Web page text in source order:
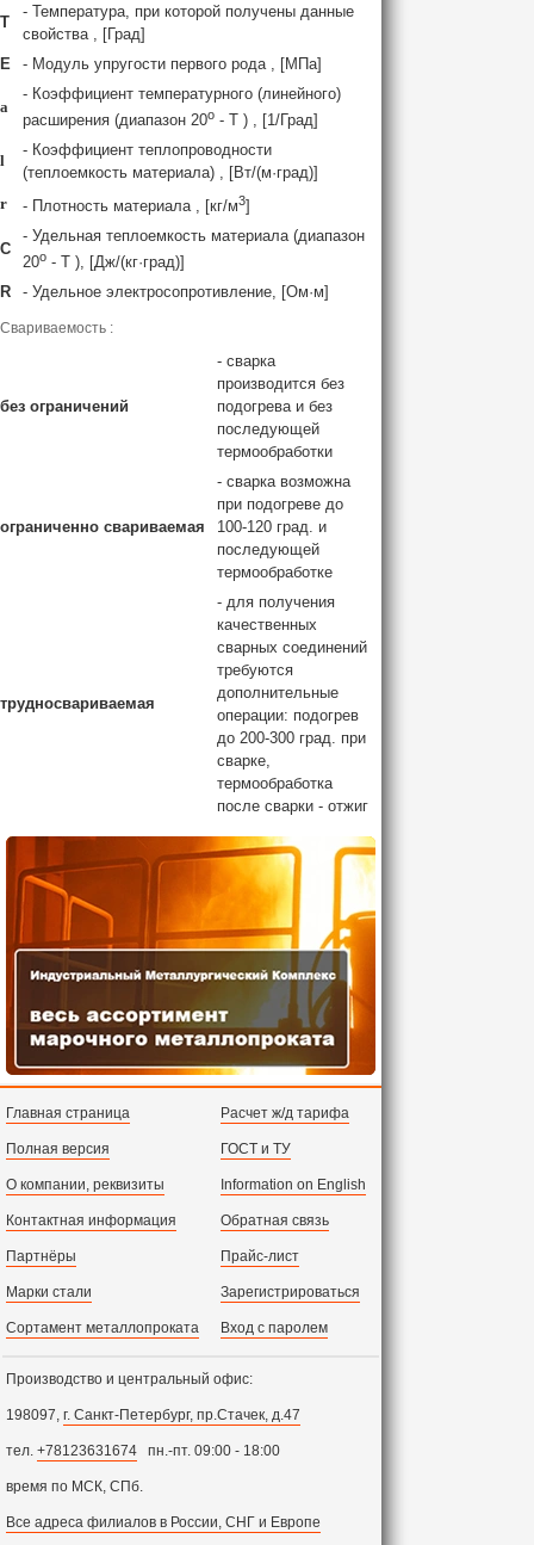
T
- Температура, при которой получены данные
свойства , [Град]
E
- Модуль упругости первого рода , [МПа]
a
- Коэффициент температурного (линейного)
расширения (диапазон 20o - T ) , [1/Град]
l
- Коэффициент теплопроводности
(теплоемкость материала) , [Вт/(м·град)]
r
- Плотность материала , [кг/м3]
C
- Удельная теплоемкость материала (диапазон
20o - T ), [Дж/(кг·град)]
R
- Удельное электросопротивление, [Ом·м]
Свариваемость :
без ограничений
- сварка
производится без
подогрева и без
последующей
термообработки
ограниченно свариваемая
- сварка возможна
при подогреве до
100-120 град. и
последующей
термообработке
трудносвариваемая
- для получения
качественных
сварных соединений
требуются
дополнительные
операции: подогрев
до 200-300 град. при
сварке,
термообработка
после сварки - отжиг
Главная страница
Полная версия
О компании, реквизиты
Контактная информация
Партнёры
Марки стали
Сортамент металлопроката
Расчет ж/д тарифа
ГОСТ и ТУ
Information on English
Обратная связь
Прайс-лист
Зарегистрироваться
Вход с паролем
Производство и центральный офис:
198097, г. Санкт-Петербург, пр.Стачек, д.47
тел. +78123631674 пн.-пт. 09:00 - 18:00
время по МСК, СПб.
Все адреса филиалов в России, СНГ и Европе